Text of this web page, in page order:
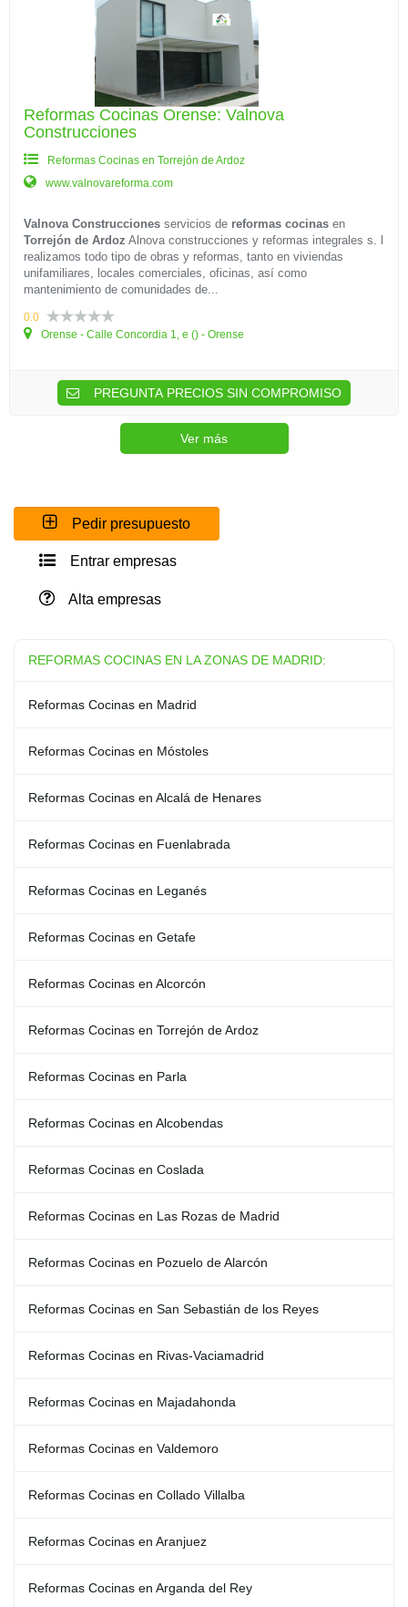
Reformas Cocinas Orense: Valnova
Construcciones
Reformas Cocinas en Torrejón de Ardoz
www.valnovareforma.com
Valnova Construcciones servicios de reformas cocinas en
Torrejón de Ardoz Alnova construcciones y reformas integrales s. l
realizamos todo tipo de obras y reformas, tanto en viviendas
unifamiliares, locales comerciales, oficinas, así como
mantenimiento de comunidades de...
0.0
Orense - Calle Concordia 1, e () - Orense
PREGUNTA PRECIOS SIN COMPROMISO
Ver más
Pedir presupuesto
Entrar empresas
Alta empresas
REFORMAS COCINAS EN LA ZONAS DE MADRID:
Reformas Cocinas en Madrid
Reformas Cocinas en Móstoles
Reformas Cocinas en Alcalá de Henares
Reformas Cocinas en Fuenlabrada
Reformas Cocinas en Leganés
Reformas Cocinas en Getafe
Reformas Cocinas en Alcorcón
Reformas Cocinas en Torrejón de Ardoz
Reformas Cocinas en Parla
Reformas Cocinas en Alcobendas
Reformas Cocinas en Coslada
Reformas Cocinas en Las Rozas de Madrid
Reformas Cocinas en Pozuelo de Alarcón
Reformas Cocinas en San Sebastián de los Reyes
Reformas Cocinas en Rivas-Vaciamadrid
Reformas Cocinas en Majadahonda
Reformas Cocinas en Valdemoro
Reformas Cocinas en Collado Villalba
Reformas Cocinas en Aranjuez
Reformas Cocinas en Arganda del Rey